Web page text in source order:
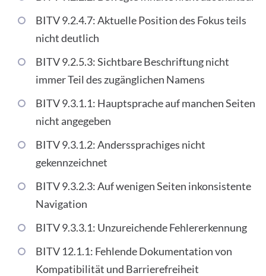
BITV 9.2.4.7: Aktuelle Position des Fokus teils
nicht deutlich
BITV 9.2.5.3: Sichtbare Beschriftung nicht
immer Teil des zugänglichen Namens
BITV 9.3.1.1: Hauptsprache auf manchen Seiten
nicht angegeben
BITV 9.3.1.2: Anderssprachiges nicht
gekennzeichnet
BITV 9.3.2.3: Auf wenigen Seiten inkonsistente
Navigation
BITV 9.3.3.1: Unzureichende Fehlererkennung
BITV 12.1.1: Fehlende Dokumentation von
Kompatibilität und Barrierefreiheit